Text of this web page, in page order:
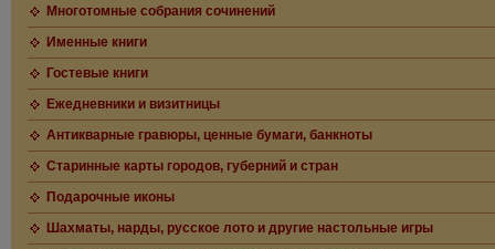
Многотомные собрания сочинений
Именные книги
Гостевые книги
Ежедневники и визитницы
Антикварные гравюры, ценные бумаги, банкноты
Старинные карты городов, губерний и стран
Подарочные иконы
Шахматы, нарды, русское лото и другие настольные игры